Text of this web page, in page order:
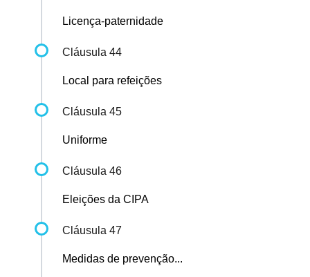
Licença-paternidade
Cláusula 44
Local para refeições
Cláusula 45
Uniforme
Cláusula 46
Eleições da CIPA
Cláusula 47
Medidas de prevenção...